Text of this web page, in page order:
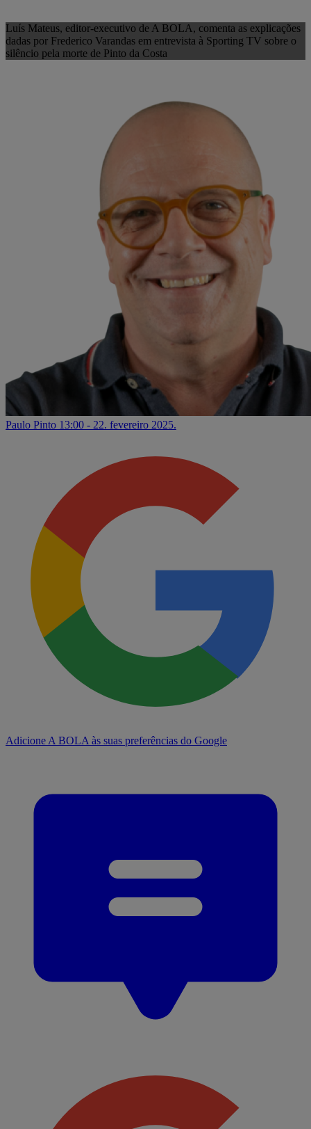
Luís Mateus, editor-executivo de A BOLA, comenta as explicações
dadas por Frederico Varandas em entrevista à Sporting TV sobre o
silêncio pela morte de Pinto da Costa
Paulo Pinto 13:00 - 22. fevereiro 2025.
Adicione A BOLA às suas preferências do Google